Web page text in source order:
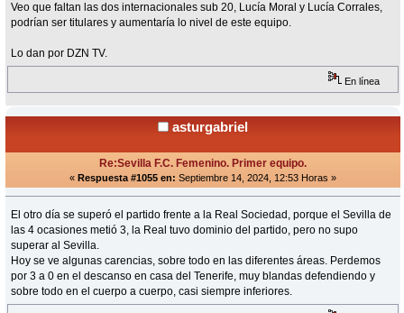
Veo que faltan las dos internacionales sub 20, Lucía Moral y Lucía Corrales,
podrían ser titulares y aumentaría lo nivel de este equipo.
Lo dan por DZN TV.
En línea
asturgabriel
Re:Sevilla F.C. Femenino. Primer equipo.
« Respuesta #1055 en: Septiembre 14, 2024, 12:53 Horas »
El otro día se superó el partido frente a la Real Sociedad, porque el Sevilla de
las 4 ocasiones metió 3, la Real tuvo dominio del partido, pero no supo
superar al Sevilla.
Hoy se ve algunas carencias, sobre todo en las diferentes áreas. Perdemos
por 3 a 0 en el descanso en casa del Tenerife, muy blandas defendiendo y
sobre todo en el cuerpo a cuerpo, casi siempre inferiores.